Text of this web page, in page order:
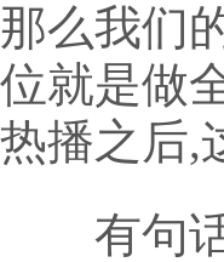
那么我们
位就是做
热播之后,
有句话